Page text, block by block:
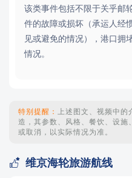
该类事件包括不限于关乎邮
件的故障或损坏（承运人经
见或避免的情况），港口拥
情况。
特别提醒：
上述图文、视频中
造，其参数、风格、餐饮、设施
或取消，以实际情况为准。
 维京海轮旅游航线